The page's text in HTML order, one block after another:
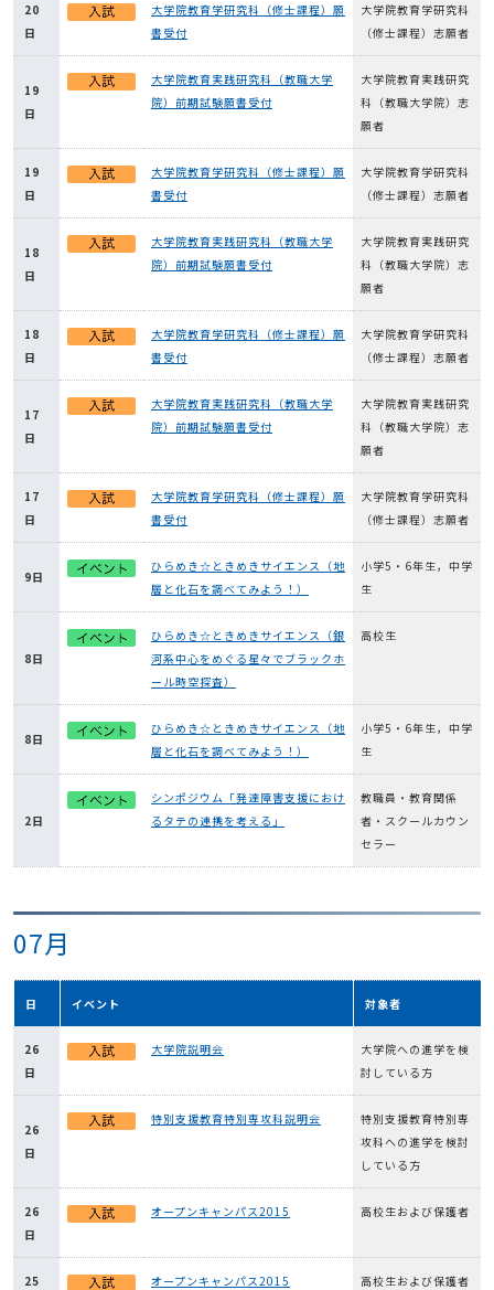
20
日
大学院教育学研究科（修士課程）願
書受付
大学院教育学研究科
（修士課程）志願者
19
日
大学院教育実践研究科（教職大学
院）前期試験願書受付
大学院教育実践研究
科（教職大学院）志
願者
19
日
大学院教育学研究科（修士課程）願
書受付
大学院教育学研究科
（修士課程）志願者
18
日
大学院教育実践研究科（教職大学
院）前期試験願書受付
大学院教育実践研究
科（教職大学院）志
願者
18
日
大学院教育学研究科（修士課程）願
書受付
大学院教育学研究科
（修士課程）志願者
17
日
大学院教育実践研究科（教職大学
院）前期試験願書受付
大学院教育実践研究
科（教職大学院）志
願者
17
日
大学院教育学研究科（修士課程）願
書受付
大学院教育学研究科
（修士課程）志願者
9日
ひらめき☆ときめきサイエンス（地
層と化石を調べてみよう！）
小学5・6年生，中学
生
8日
ひらめき☆ときめきサイエンス（銀
河系中心をめぐる星々でブラックホ
ール時空探査）
高校生
8日
ひらめき☆ときめきサイエンス（地
層と化石を調べてみよう！）
小学5・6年生，中学
生
2日
シンポジウム「発達障害支援におけ
るタテの連携を考える」
教職員・教育関係
者・スクールカウン
セラー
07月
日 イベント 対象者
26
日
大学院説明会
大学院への進学を検
討している方
26
日
特別支援教育特別専攻科説明会
特別支援教育特別専
攻科への進学を検討
している方
26
日
オープンキャンパス2015 高校生および保護者
25
オープンキャンパス2015 高校生および保護者